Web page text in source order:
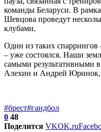
команды Беларуси. В
Шевцова проведут
клубами.
Один из таких спаррингов
– уже состоялся. Наши
самыми результативными
Алехин и Андрей Юринок,
#брест#гандбол
0 48
Поделится VKOK.ru